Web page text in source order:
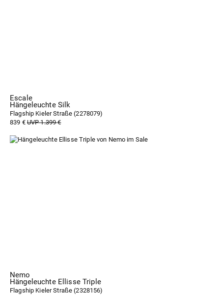
Escale
Hängeleuchte Silk
Flagship Kieler Straße (2278079)
839 €UVP 1.399 €
Nemo
Hängeleuchte Ellisse Triple
Flagship Kieler Straße (2328156)